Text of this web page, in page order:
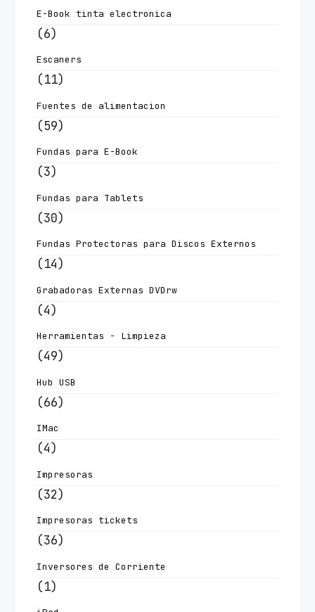
E-Book tinta electronica
(6)
Escaners
(11)
Fuentes de alimentacion
(59)
Fundas para E-Book
(3)
Fundas para Tablets
(30)
Fundas Protectoras para Discos Externos
(14)
Grabadoras Externas DVDrw
(4)
Herramientas - Limpieza
(49)
Hub USB
(66)
IMac
(4)
Impresoras
(32)
Impresoras tickets
(36)
Inversores de Corriente
(1)